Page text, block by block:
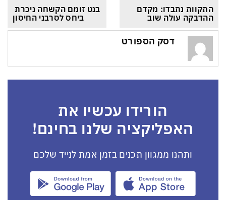
התקוות נתבדו: מקדם
ההדבקה עולה שוב
בנט זומם הקשחה ניכרת
ביחס לסרבני החיסון
דסק הספורט
הורידו עכשיו את
האפליקציה שלנו בחינם!
ותהנו ממגוון תכנים בזמן אמת לנייד שלכם